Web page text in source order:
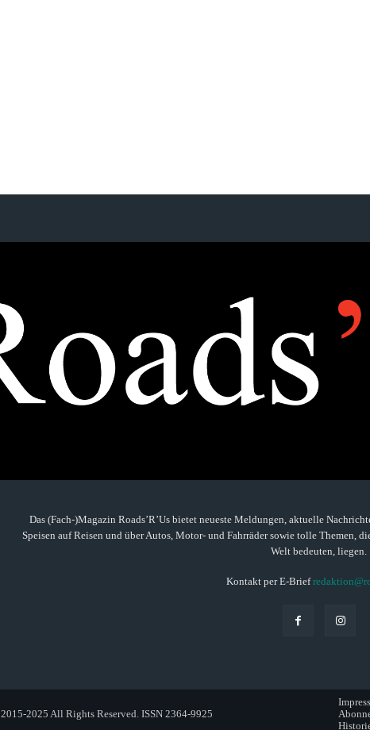
Das (Fach-)Magazin Roads’R’Us bietet neueste Meldungen, aktuelle
Speisen auf Reisen und über Autos, Motor- und Fahrräder sowie tolle Themen,
Welt bedeuten, liegen.
Kontakt per E-Brief
, 2015-2025 All Rights Reserved. ISSN 2364-9925